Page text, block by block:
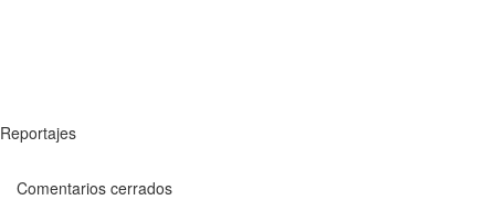
Reportajes
Comentarios cerrados